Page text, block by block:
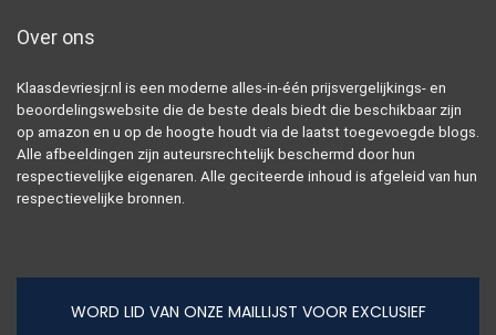
Over ons
Klaasdevriesjr.nl is een moderne alles-in-één prijsvergelijkings- en
beoordelingswebsite die de beste deals biedt die beschikbaar zijn
op amazon en u op de hoogte houdt via de laatst toegevoegde blogs.
Alle afbeeldingen zijn auteursrechtelijk beschermd door hun
respectievelijke eigenaren. Alle geciteerde inhoud is afgeleid van hun
respectievelijke bronnen.
WORD LID VAN ONZE MAILLIJST VOOR EXCLUSIEF